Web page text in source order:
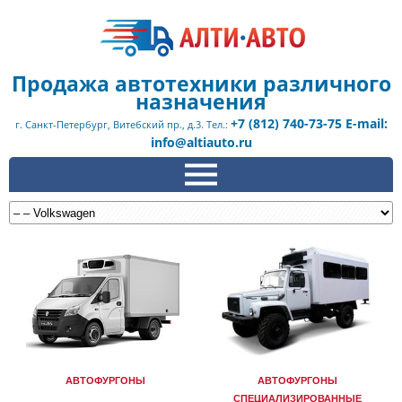
Продажа автотехники различного
назначения
г. Санкт-Петербург, Витебский пр., д.3. Тел.: +7 (812) 740-73-75 E-mail:
info@altiauto.ru
АВТОФУРГОНЫ
АВТОФУРГОНЫ
СПЕЦИАЛИЗИРОВАННЫЕ